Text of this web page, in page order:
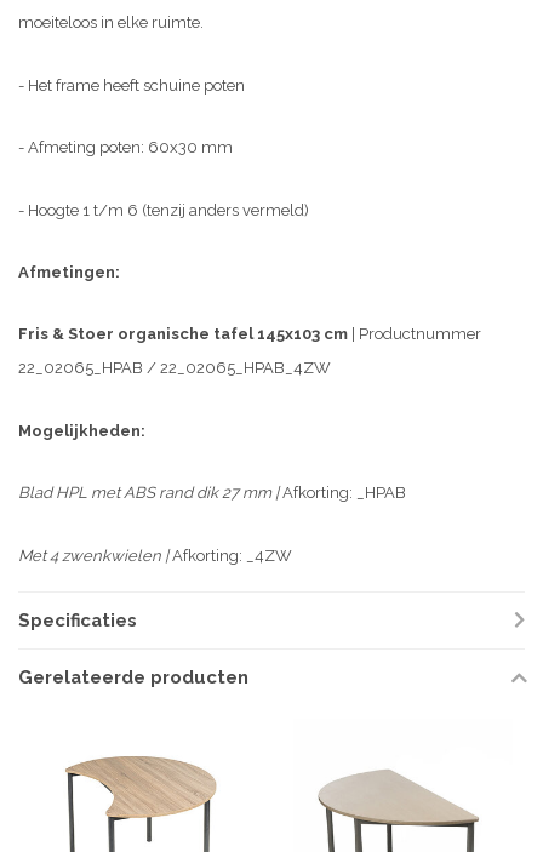
moeiteloos in elke ruimte.
- Het frame heeft schuine poten
- Afmeting poten: 60x30 mm
- Hoogte 1 t/m 6 (tenzij anders vermeld)
Afmetingen:
Fris & Stoer organische tafel 145x103 cm | Productnummer
22_02065_HPAB / 22_02065_HPAB_4ZW
Mogelijkheden:
Blad HPL met ABS rand dik 27 mm |Afkorting: _HPAB
Met 4 zwenkwielen |Afkorting: _4ZW
Specificaties
Gerelateerde producten